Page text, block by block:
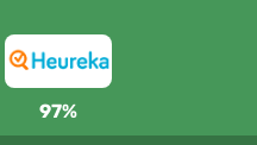
97%